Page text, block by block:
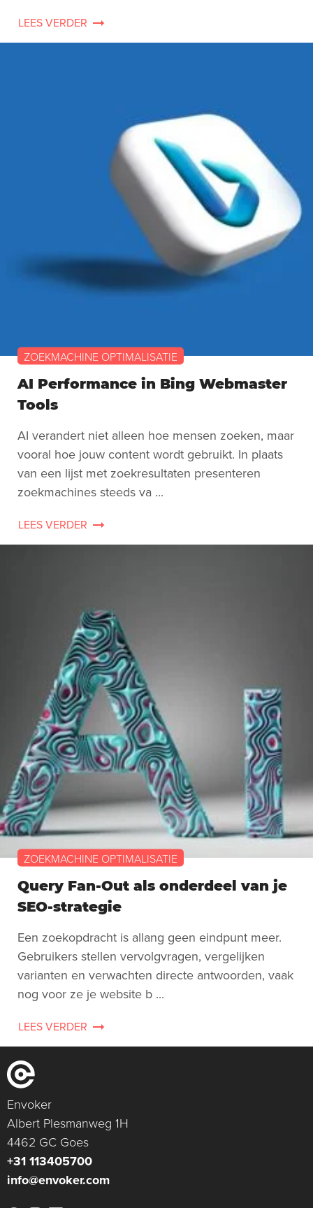
LEES VERDER
ZOEKMACHINE OPTIMALISATIE
AI Performance in Bing Webmaster
Tools
AI verandert niet alleen hoe mensen zoeken, maar
vooral hoe jouw content wordt gebruikt. In plaats
van een lijst met zoekresultaten presenteren
zoekmachines steeds va ...
LEES VERDER
ZOEKMACHINE OPTIMALISATIE
Query Fan-Out als onderdeel van je
SEO-strategie
Een zoekopdracht is allang geen eindpunt meer.
Gebruikers stellen vervolgvragen, vergelijken
varianten en verwachten directe antwoorden, vaak
nog voor ze je website b ...
LEES VERDER
Envoker
Albert Plesmanweg 1H
4462 GC Goes
+31 113405700
info@envoker.com